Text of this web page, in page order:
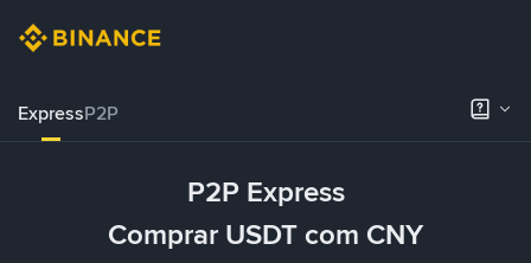
ExpressP2P
P2P Express
Comprar USDT com CNY